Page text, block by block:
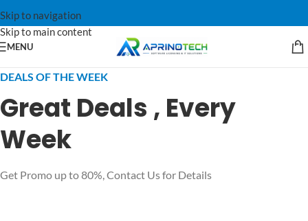
Skip to navigation
Skip to main content
MENU
DEALS OF THE WEEK
Great Deals , Every
Week
Get Promo up to 80%, Contact Us for Details